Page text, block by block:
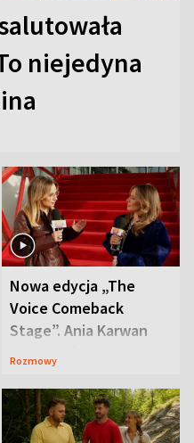
niejedyna
Nowa edycja „The
Voice Comeback
Stage”. Ania Karwan
zapowiada
Rozmowy